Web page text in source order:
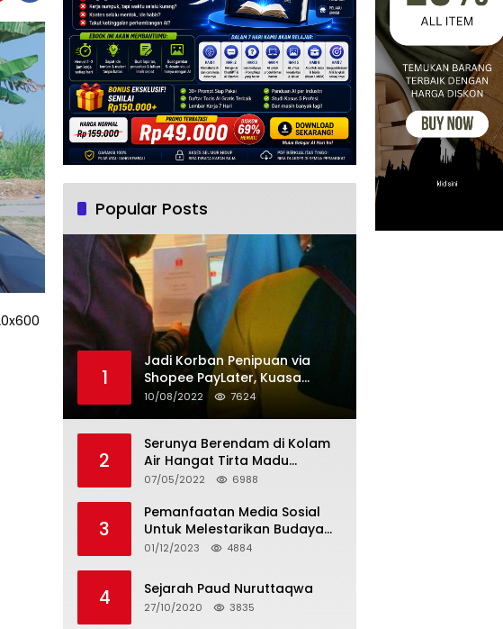
Popular Posts
1
Jadi Korban Penipuan via
Shopee PayLater, Kuasa
Hukum Minta Penangguhan
10/08/2022 7624
2
Serunya Berendam di Kolam
Air Hangat Tirta Madu
Barokah
07/05/2022 6988
3
Pemanfaatan Media Sosial
Untuk Melestarikan Budaya
Lokal
01/12/2023 4884
4 Sejarah Paud Nuruttaqwa
27/10/2020 3835